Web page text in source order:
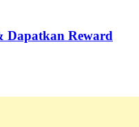
Dapatkan Reward